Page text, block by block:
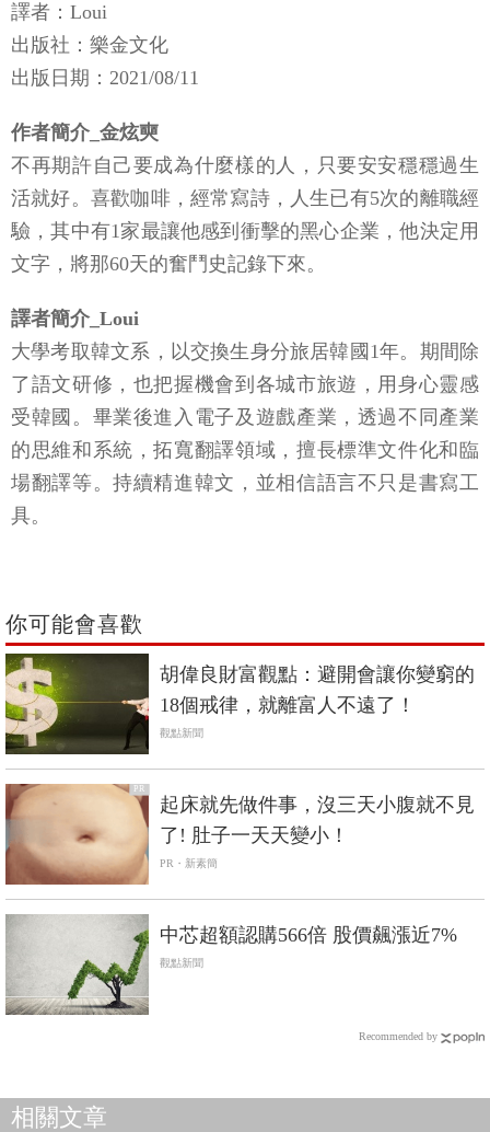
譯者：Loui
出版社：樂金文化
出版日期：2021/08/11
作者簡介_金炫奭
不再期許自己要成為什麼樣的人，只要安安穩穩過生
活就好。喜歡咖啡，經常寫詩，人生已有5次的離職經
驗，其中有1家最讓他感到衝擊的黑心企業，他決定用
文字，將那60天的奮鬥史記錄下來。
譯者簡介_Loui
大學考取韓文系，以交換生身分旅居韓國1年。期間除
了語文研修，也把握機會到各城市旅遊，用身心靈感
受韓國。畢業後進入電子及遊戲產業，透過不同產業
的思維和系統，拓寬翻譯領域，擅長標準文件化和臨
場翻譯等。持續精進韓文，並相信語言不只是書寫工
具。
你可能會喜歡
胡偉良財富觀點：避開會讓你變窮的
18個戒律，就離富人不遠了！
觀點新聞
PR
起床就先做件事，沒三天小腹就不見
了! 肚子一天天變小！
PR・新素簡
中芯超額認購566倍 股價飆漲近7%
觀點新聞
Recommended by
相關文章